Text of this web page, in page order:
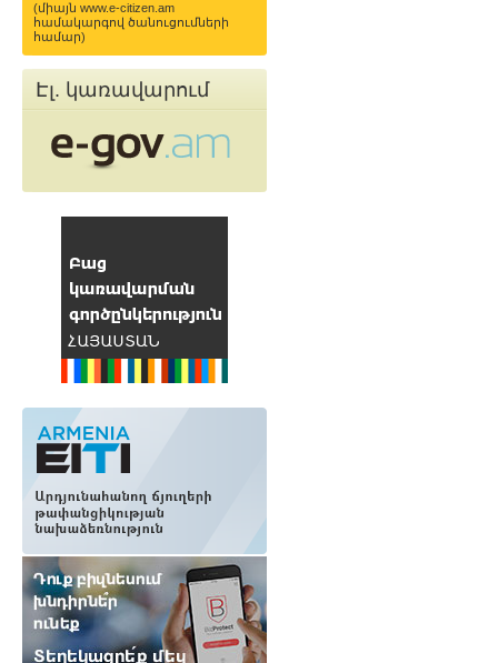
(միայն www.e-citizen.am
համակարգով ծանուցումների
համար)
Էլ. կառավարում